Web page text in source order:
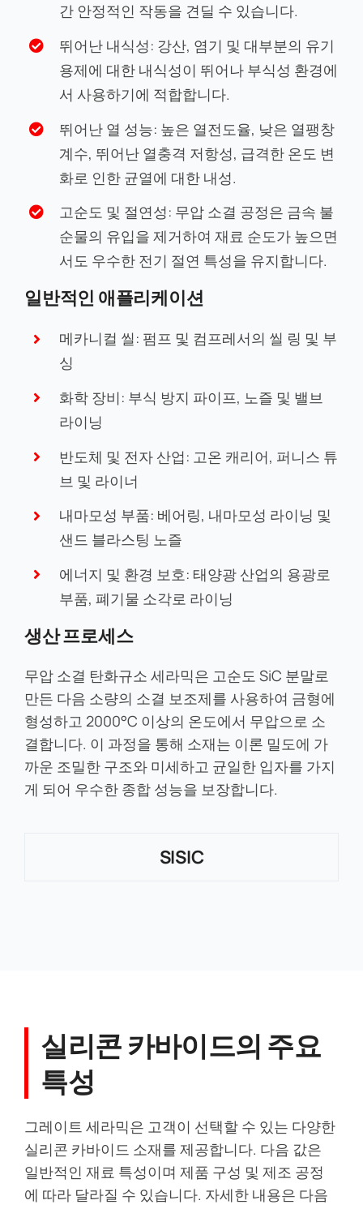
간 안정적인 작동을 견딜 수 있습니다.
뛰어난 내식성: 강산, 염기 및 대부분의 유기
용제에 대한 내식성이 뛰어나 부식성 환경에
서 사용하기에 적합합니다.
뛰어난 열 성능: 높은 열전도율, 낮은 열팽창
계수, 뛰어난 열충격 저항성, 급격한 온도 변
화로 인한 균열에 대한 내성.
고순도 및 절연성: 무압 소결 공정은 금속 불
순물의 유입을 제거하여 재료 순도가 높으면
서도 우수한 전기 절연 특성을 유지합니다.
일반적인 애플리케이션
메카니컬 씰: 펌프 및 컴프레서의 씰 링 및 부
싱
화학 장비: 부식 방지 파이프, 노즐 및 밸브
라이닝
반도체 및 전자 산업: 고온 캐리어, 퍼니스 튜
브 및 라이너
내마모성 부품: 베어링, 내마모성 라이닝 및
샌드 블라스팅 노즐
에너지 및 환경 보호: 태양광 산업의 용광로
부품, 폐기물 소각로 라이닝
생산 프로세스
무압 소결 탄화규소 세라믹은 고순도 SiC 분말로
만든 다음 소량의 소결 보조제를 사용하여 금형에
형성하고 2000°C 이상의 온도에서 무압으로 소
결합니다. 이 과정을 통해 소재는 이론 밀도에 가
까운 조밀한 구조와 미세하고 균일한 입자를 가지
게 되어 우수한 종합 성능을 보장합니다.
SISIC
실리콘 카바이드의 주요
특성
그레이트 세라믹은 고객이 선택할 수 있는 다양한
실리콘 카바이드 소재를 제공합니다. 다음 값은
일반적인 재료 특성이며 제품 구성 및 제조 공정
에 따라 달라질 수 있습니다. 자세한 내용은 다음